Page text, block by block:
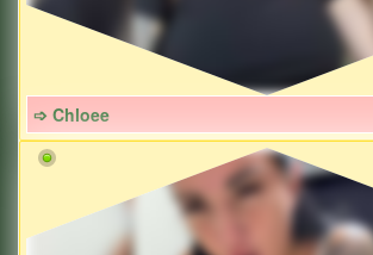
➩ Chloee